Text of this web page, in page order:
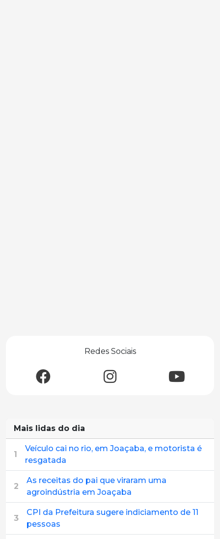
Redes Sociais
Mais lidas do dia
1
Veículo cai no rio, em Joaçaba, e motorista é
resgatada
2
As receitas do pai que viraram uma
agroindústria em Joaçaba
3
CPI da Prefeitura sugere indiciamento de 11
pessoas